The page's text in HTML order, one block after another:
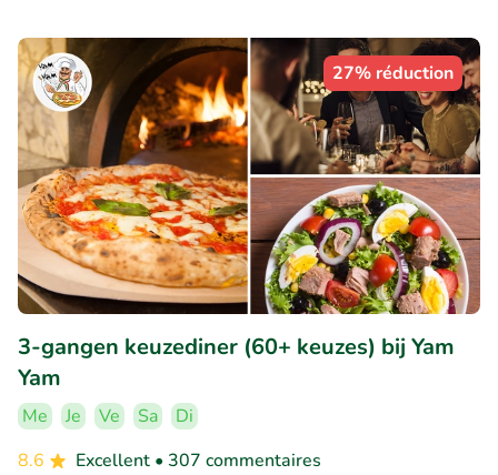
27% réduction
3-gangen keuzediner (60+ keuzes) bij Yam
Yam
Me Je Ve Sa
Di
8.6
Excellent • 307 commentaires